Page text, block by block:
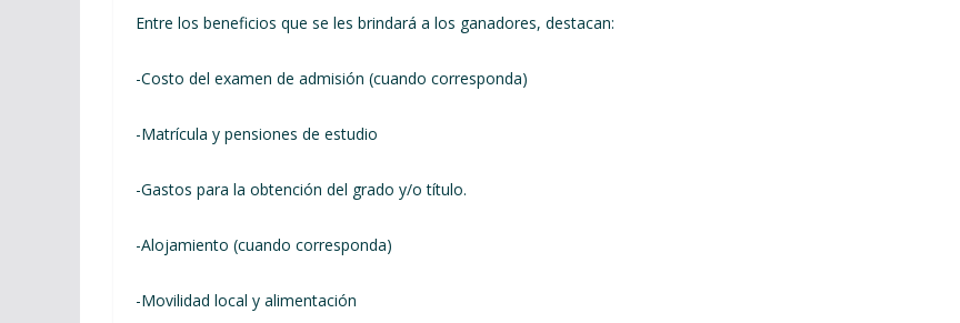
Entre los beneficios que se les brindará a los ganadores, destacan:
-Costo del examen de admisión (cuando corresponda)
-Matrícula y pensiones de estudio
-Gastos para la obtención del grado y/o título.
-Alojamiento (cuando corresponda)
-Movilidad local y alimentación